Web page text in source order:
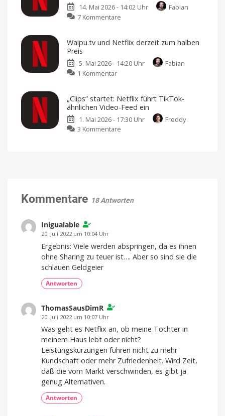
anzulocken
setzt
Markt
Netflix
der
14. Mai 2026 - 14:02 Uhr
Fabian
7 Kommentare
Dienst
noch
sind
die
Pläne
Waipu.tv und Netflix derzeit zum halben
Preis
5. Mai 2026 - 14:20 Uhr
Fabian
1 Kommentar
Netflix
derzeit
zum
halben
„Clips“ startet: Netflix führt TikTok-
ähnlichen Video-Feed ein
1. Mai 2026 - 17:30 Uhr
Freddy
3 Kommentare
Feed
Kommentare 18 Antworten
Inigualable
20. Juli 2022 um 10:04 Uhr
Ergebnis: Viele werden abspringen, da es ihnen
ohne Sharing zu teuer ist…. Aber so sind sie die
schlauen Geldgeier
Antworten
ThomasSausDimR
20. Juli 2022 um 10:07 Uhr
Was geht es Netflix an, ob meine Tochter in
meinem Haus lebt oder nicht?
Leistungskürzungen führen nicht zu mehr
Kundschaft oder mehr Zufriedenheit. Wird Zeit,
daß die vom Markt verschwinden, es gibt ja
genug Alternativen.
Antworten